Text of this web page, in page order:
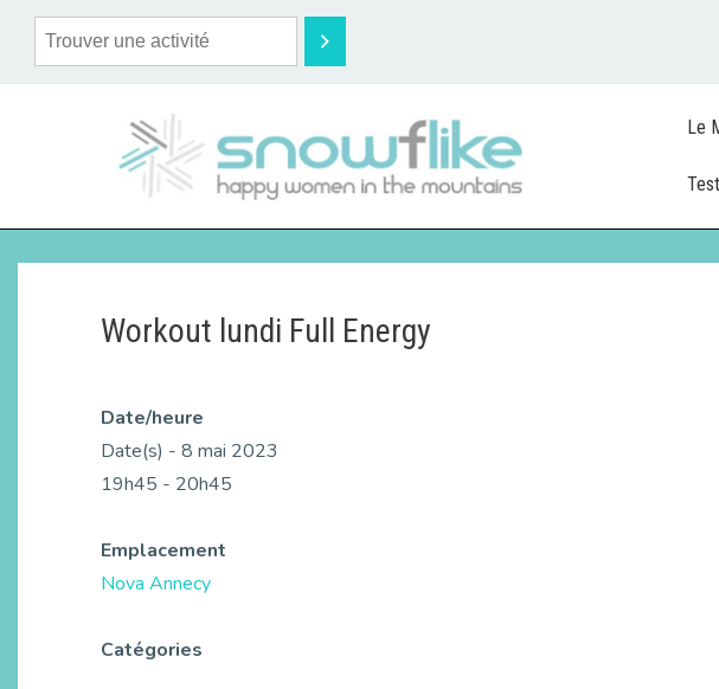
Le
Workout lundi Full Energy
Date/heure
Date(s) - 8 mai 2023
19h45 - 20h45
Emplacement
Nova Annecy
Catégories